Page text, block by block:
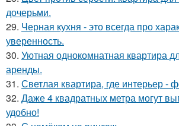
дочерьми.
29. Черная кухня - это всегда про
уверенность.
30. Уютная однокомнатная квартира
аренды.
31. Светлая квартира, где интерьер -
32. Даже 4 квадратных метра могут
удобно!